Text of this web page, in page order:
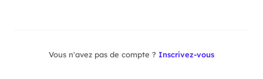
Vous n'avez pas de compte ? Inscrivez-vous